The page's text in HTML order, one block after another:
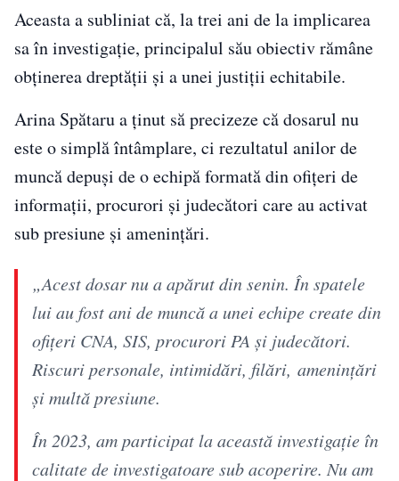
Aceasta a subliniat că, la trei ani de la implicarea
sa în investigație, principalul său obiectiv rămâne
obținerea dreptății și a unei justiții echitabile.
Arina Spătaru a ținut să precizeze că dosarul nu
este o simplă întâmplare, ci rezultatul anilor de
muncă depuși de o echipă formată din ofițeri de
informații, procurori și judecători care au activat
sub presiune și amenințări.
„Acest dosar nu a apărut din senin. În spatele
lui au fost ani de muncă a unei echipe create din
ofițeri CNA, SIS, procurori PA și judecători.
Riscuri personale, intimidări, filări, amenințări
și multă presiune.
În 2023, am participat la această investigație în
calitate de investigatoare sub acoperire. Nu am